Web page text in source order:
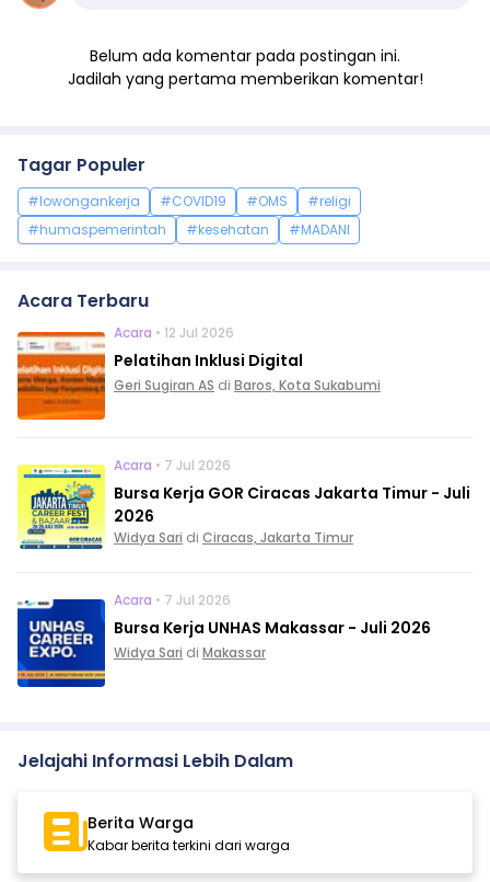
Belum ada komentar pada postingan ini.
Jadilah yang pertama memberikan komentar!
Tagar Populer
#lowongankerja #COVID19 #OMS
#religi
#humaspemerintah
#kesehatan #MADANI
Acara Terbaru
Acara • 12 Jul 2026
Pelatihan Inklusi Digital
Geri Sugiran AS di Baros, Kota Sukabumi
Acara • 7 Jul 2026
Bursa Kerja GOR Ciracas Jakarta Timur - Juli
2026
Widya Sari di Ciracas, Jakarta Timur
Acara • 7 Jul 2026
Bursa Kerja UNHAS Makassar - Juli 2026
Widya Sari di Makassar
Jelajahi Informasi Lebih Dalam
Berita Warga
Kabar berita terkini dari warga